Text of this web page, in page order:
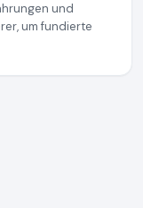
und
um fundierte